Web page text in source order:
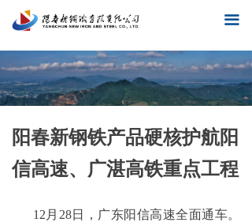
끀
阳春新钢铁产品硬核护航阳
信高速、广湛高铁重点工程
12月28日，广东阳信高速全面通车。